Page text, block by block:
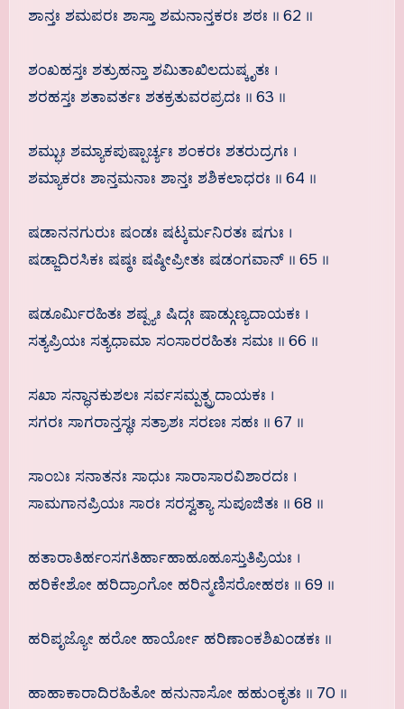
ಶಾನ್ತಃ ಶಮಪರಃ ಶಾಸ್ತಾ ಶಮನಾನ್ತಕರಃ ಶಠಃ ॥ 62 ॥
ಶಂಖಹಸ್ತಃ ಶತ್ರುಹನ್ತಾ ಶಮಿತಾಖಿಲದುಷ್ಕೃತಃ ।
ಶರಹಸ್ತಃ ಶತಾವರ್ತಃ ಶತಕ್ರತುವರಪ್ರದಃ ॥ 63 ॥
ಶಮ್ಭುಃ ಶಮ್ಯಾಕಪುಷ್ಪಾರ್ಚ್ಯಃ ಶಂಕರಃ ಶತರುದ್ರಗಃ ।
ಶಮ್ಯಾಕರಃ ಶಾನ್ತಮನಾಃ ಶಾನ್ತಃ ಶಶಿಕಲಾಧರಃ ॥ 64 ॥
ಷಡಾನನಗುರುಃ ಷಂಡಃ ಷಟ್ಕರ್ಮನಿರತಃ ಷಗುಃ ।
ಷಡ್ಜಾದಿರಸಿಕಃ ಷಷ್ಠಃ ಷಷ್ಠೀಪ್ರೀತಃ ಷಡಂಗವಾನ್ ॥ 65 ॥
ಷಡೂರ್ಮಿರಹಿತಃ ಶಷ್ಪ್ಯಃ ಷಿದ್ಗಃ ಷಾಡ್ಗುಣ್ಯದಾಯಕಃ ।
ಸತ್ಯಪ್ರಿಯಃ ಸತ್ಯಧಾಮಾ ಸಂಸಾರರಹಿತಃ ಸಮಃ ॥ 66 ॥
ಸಖಾ ಸನ್ಧಾನಕುಶಲಃ ಸರ್ವಸಮ್ಪತ್ಪ್ರದಾಯಕಃ ।
ಸಗರಃ ಸಾಗರಾನ್ತಸ್ಥಃ ಸತ್ರಾಶಃ ಸರಣಃ ಸಹಃ ॥ 67 ॥
ಸಾಂಬಃ ಸನಾತನಃ ಸಾಧುಃ ಸಾರಾಸಾರವಿಶಾರದಃ ।
ಸಾಮಗಾನಪ್ರಿಯಃ ಸಾರಃ ಸರಸ್ವತ್ಯಾ ಸುಪೂಜಿತಃ ॥ 68 ॥
ಹತಾರಾತಿರ್ಹಂಸಗತಿರ್ಹಾಹಾಹೂಹೂಸ್ತುತಿಪ್ರಿಯಃ ।
ಹರಿಕೇಶೋ ಹರಿದ್ರಾಂಗೋ ಹರಿನ್ಮಣಿಸರೋಹಠಃ ॥ 69 ॥
ಹರಿಪೃಜ್ಯೋ ಹರೋ ಹಾರ್ಯೋ ಹರಿಣಾಂಕಶಿಖಂಡಕಃ ॥
ಹಾಹಾಕಾರಾದಿರಹಿತೋ ಹನುನಾಸೋ ಹಹುಂಕೃತಃ ॥ 70 ॥